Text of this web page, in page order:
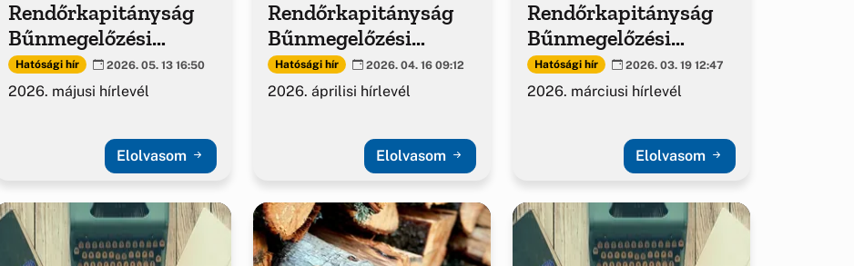
Rendőrkapitányság
Bűnmegelőzési
kiadványa
Hatósági hír 2026. 05. 13 16:50
2026. májusi hírlevél
Elolvasom
Rendőrkapitányság
Bűnmegelőzési
kiadványa
Hatósági hír 2026. 04. 16 09:12
2026. áprilisi hírlevél
Elolvasom
Rendőrkapitányság
Bűnmegelőzési
kiadványa
Hatósági hír 2026. 03. 19 12:47
2026. márciusi hírlevél
Elolvasom